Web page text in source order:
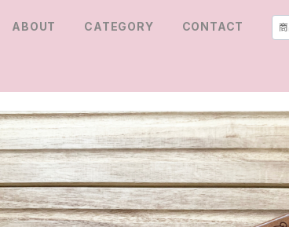
ABOUT CATEGORY CONTACT